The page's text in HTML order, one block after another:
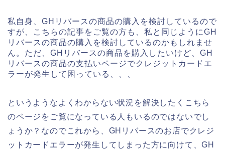
私自身、GHリバースの商品の購入を検討しているので
すが、こちらの記事をご覧の方も、私と同じようにGH
リバースの商品の購入を検討しているのかもしれませ
ん。ただ、GHリバースの商品を購入したいけど、GH
リバースの商品の支払いページでクレジットカードエ
ラーが発生して困っている、、、
というようなよくわからない状況を解決したくこちら
のページをご覧になっている人もいるのではないでし
ょうか？なのでこれから、GHリバースのお店でクレジ
ットカードエラーが発生してしまった方に向けて、GH